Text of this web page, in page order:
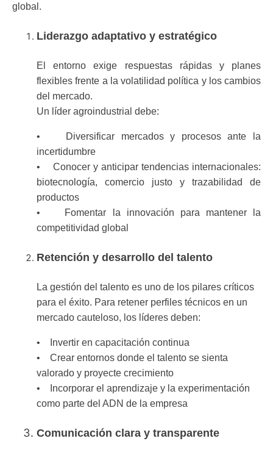
global.
Liderazgo adaptativo y estratégico
El entorno exige respuestas rápidas y planes
flexibles frente a la volatilidad política y los cambios
del mercado.
Un líder agroindustrial debe:
• Diversificar mercados y procesos ante la
incertidumbre
• Conocer y anticipar tendencias internacionales:
biotecnología, comercio justo y trazabilidad de
productos
• Fomentar la innovación para mantener la
competitividad global
Retención y desarrollo del talento
La gestión del talento es uno de los pilares críticos
para el éxito. Para retener perfiles técnicos en un
mercado cauteloso, los líderes deben:
• Invertir en capacitación continua
• Crear entornos donde el talento se sienta
valorado y proyecte crecimiento
• Incorporar el aprendizaje y la experimentación
como parte del ADN de la empresa
Comunicación clara y transparente